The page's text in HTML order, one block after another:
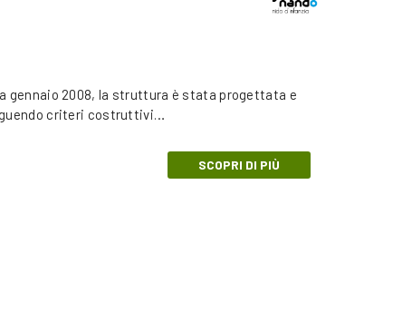
gennaio 2008, la struttura è stata progettata e
criteri costruttivi…
SCOPRI DI PIÙ